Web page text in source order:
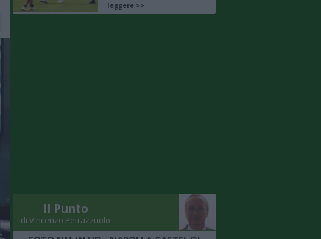
leggere >>
Il Punto
di Vincenzo Petrazzuolo